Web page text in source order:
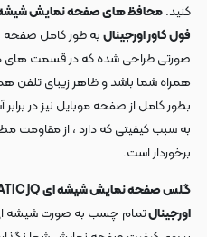
کنید.
فول کاور اورجینالبه طور کامل صفحه
صورتی طراحی شده که در قسمت
همراه شما باشد و ظاهر زیبای تلفن
بطور کامل از صفحه موبایل نیز در
به سبب کیفیتی که دارد ، از مقاومت
برخوردار است.
اورجینالتمام چسب به صورت شیشه ای